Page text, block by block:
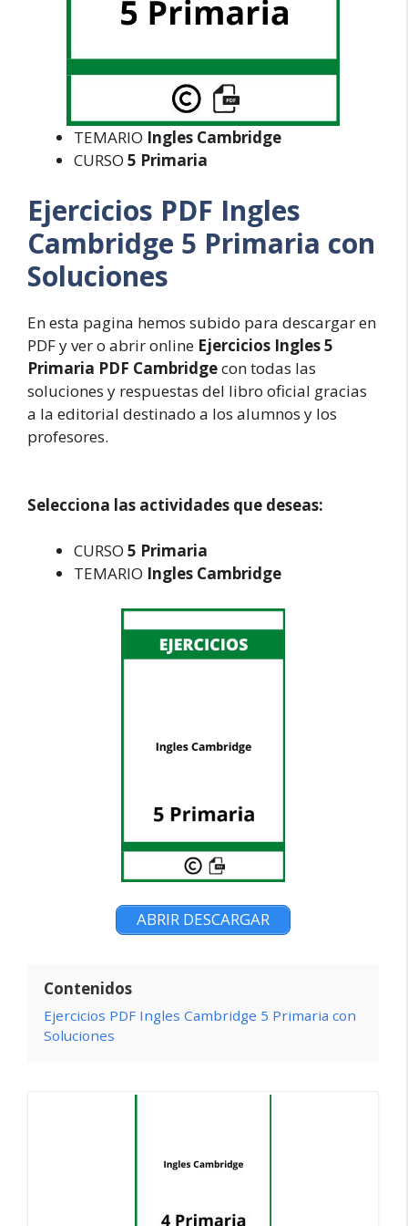
TEMARIO Ingles Cambridge
CURSO 5 Primaria
Ejercicios PDF Ingles
Cambridge 5 Primaria con
Soluciones
En esta pagina hemos subido para descargar en
PDF y ver o abrir online Ejercicios Ingles 5
Primaria PDF Cambridgecon todas las
soluciones y respuestas del libro oficial gracias
a la editorial destinado a los alumnos y los
profesores.
Selecciona las actividades que deseas:
CURSO 5 Primaria
TEMARIO Ingles Cambridge
ABRIR DESCARGAR
Contenidos
Ejercicios PDF Ingles Cambridge 5 Primaria con
Soluciones